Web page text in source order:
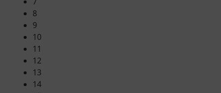
8
9
10
11
12
13
14